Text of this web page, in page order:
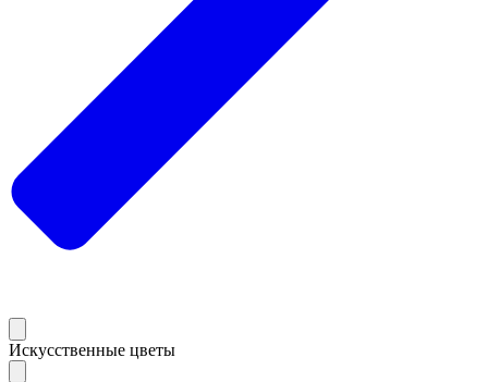
Искусственные цветы